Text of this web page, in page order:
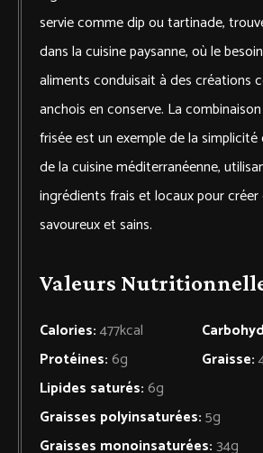
servie comme dip ou tartinade,
dans la cuisine paysanne, où le
aliments conduisait à des créations
anchois en conserve. La
frisée est un exemple de la simplicité
de la cuisine méditerranéenne,
ingrédients frais et locaux pour créer
savoureux et sains.
Valeurs
Calories:477kcal
Protéines:6g Graisse:
Lipides saturés:6g
Graisses polyinsaturées:5g
Graisses monoinsaturées:34g